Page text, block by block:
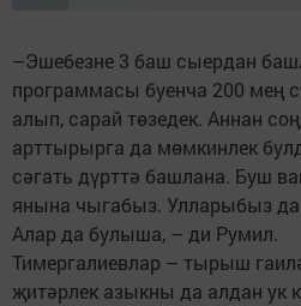
–Эшебезне 3 баш сыердан
программасы буенча 200 мең
алып, сарай төзедек. Аннан
арттырырга да мөмкинлек
сәгать дүрттә башлана. Буш
янына чыгабыз. Улларыбыз да
Алар да булыша, – ди Румил.
Тимергалиевлар – тырыш
җитәрлек азыкны да алдан ук